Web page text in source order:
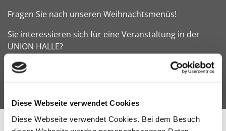
Diese Webseite verwendet Cookies
Diese Webseite verwendet Cookies. Bei dem Besuch
Fragen Sie nach unseren Weihnachtsmenüs!
Sie interessieren sich für eine Veranstaltung in der
UNION HALLE?
Dann schauen Sie sich gerne unsere attraktiven
Speisen- und Getränkekonzepte an.